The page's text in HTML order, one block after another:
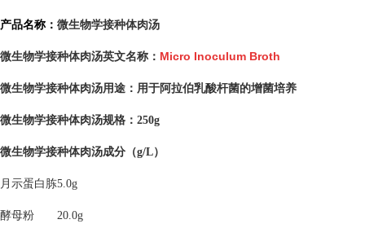
产品名称： 微生物学接种体肉汤
微生物学接种体肉汤英文名称： Micro Inoculum Broth
微生物学接种体肉汤用途： 用于阿拉伯乳酸杆菌的增菌培养
微生物学接种体肉汤规格：250g
微生物学接种体肉汤成分（g/L）
月示蛋白胨5.0g
酵母粉 20.0g